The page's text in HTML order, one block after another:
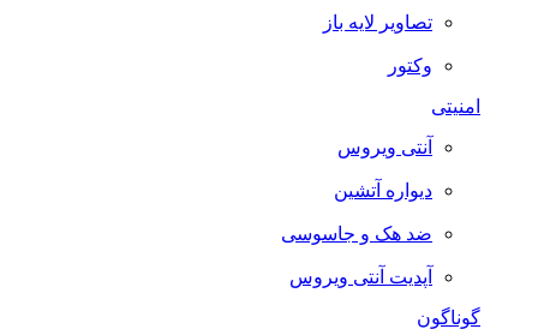
تصاویر لایه باز
وکتور
امنیتی
آنتی ویروس
دیواره آتشین
ضد هک و جاسوسی
آپدیت آنتی ویروس
گوناگون